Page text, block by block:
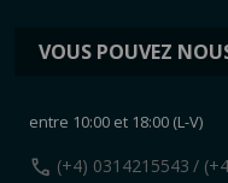
VOUS POUVEZ
entre 10:00 et 18:00 (L-V)
call (+4) 0314215543 /